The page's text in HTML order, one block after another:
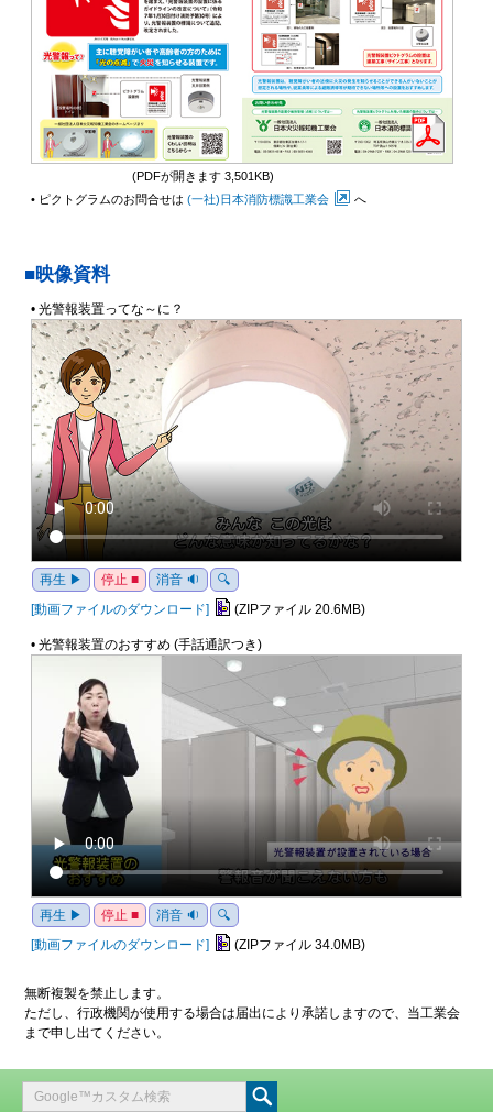
(PDFが開きます 3,501KB)
• ピクトグラムのお問合せは (一社)日本消防標識工業会 へ
映像資料
• 光警報装置ってな～に？
再生 ▶ 停止 ■ 消音 🔉
🔍
[動画ファイルのダウンロード]
(ZIPファイル 20.6MB)
• 光警報装置のおすすめ (手話通訳つき)
再生 ▶ 停止 ■ 消音 🔉
🔍
[動画ファイルのダウンロード]
(ZIPファイル 34.0MB)
無断複製を禁止します。
ただし、行政機関が使用する場合は届出により承諾しますので、当工業会
まで申し出てください。